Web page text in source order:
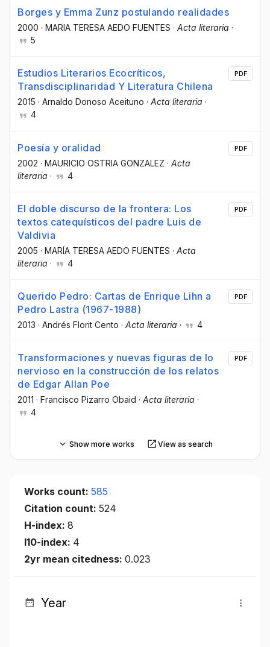
Borges y Emma Zunz postulando realidades
2000 · MARIA TERESA AEDO FUENTES · Acta literaria ·
5
Estudios Literarios Ecocríticos,
Transdisciplinaridad Y Literatura Chilena
2015 · Arnaldo Donoso Aceituno · Acta literaria ·
4
PDF
Poesía y oralidad
2002 · MAURICIO OSTRIA GONZALEZ · Acta
literaria · 4
PDF
El doble discurso de la frontera: Los
textos catequísticos del padre Luis de
Valdivia
2005 · MARÍA TERESA AEDO FUENTES · Acta
literaria · 4
PDF
Querido Pedro: Cartas de Enrique Lihn a
Pedro Lastra (1967-1988)
2013 · Andrés Florit Cento · Acta literaria · 4
PDF
Transformaciones y nuevas figuras de lo
nervioso en la construcción de los relatos
de Edgar Allan Poe
2011 · Francisco Pizarro Obaid · Acta literaria ·
4
PDF
Show more works View as search
Works count: 585
Citation count: 524
H-index: 8
I10-index: 4
2yr mean citedness: 0.023
Year